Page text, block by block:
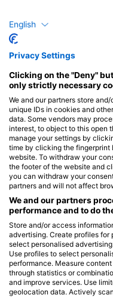
Ронилачки
угоститељства на
локацији
Dive Center van de Ven
Caracasbaaiweg 360, 0000AA
Willemstad, ЦУРАЦАО
Goby Divers
Piscaderaweg,
Curaçao, 00000
ЦУРАЦАО
Granaatappelweg
Willemstad, ЦУРАЦАО
Goby Divers
English
Privacy Settings
Clicking on the "Deny"
only strictly necessary
We and our partners store
unique IDs in cookies and
data. Some vendors may
interest, to object to this open
manage your settings by
time by clicking the fingerprint
website. To withdraw your
the footer of the website and
you can withdraw your
partners and will not affect
We and our partners
performance and to do
Store and/or access
advertising. Create profiles for
select personalised
Use profiles to select
performance. Measure
through statistics or
and improve services. Use
geolocation data. Actively